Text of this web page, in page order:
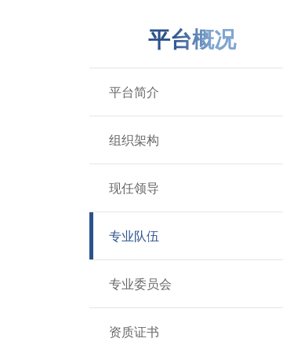
平台概况
平台简介
组织架构
现任领导
专业队伍
专业委员会
资质证书